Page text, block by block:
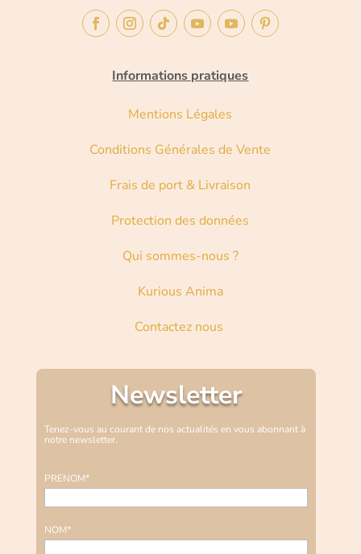
Informations pratiques
Mentions Légales
Conditions Générales de Vente
Frais de port & Livraison
Protection des données
Qui sommes-nous ?
Kurious Anima
Contactez nous
Newsletter
Tenez-vous au courant de nos actualités en vous abonnant à
notre newsletter.
PRENOM*
NOM*